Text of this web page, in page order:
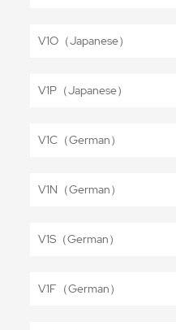
V1O（Japanese）
V1P（Japanese）
V1C（German）
V1N（German）
V1S（German）
V1F（German）